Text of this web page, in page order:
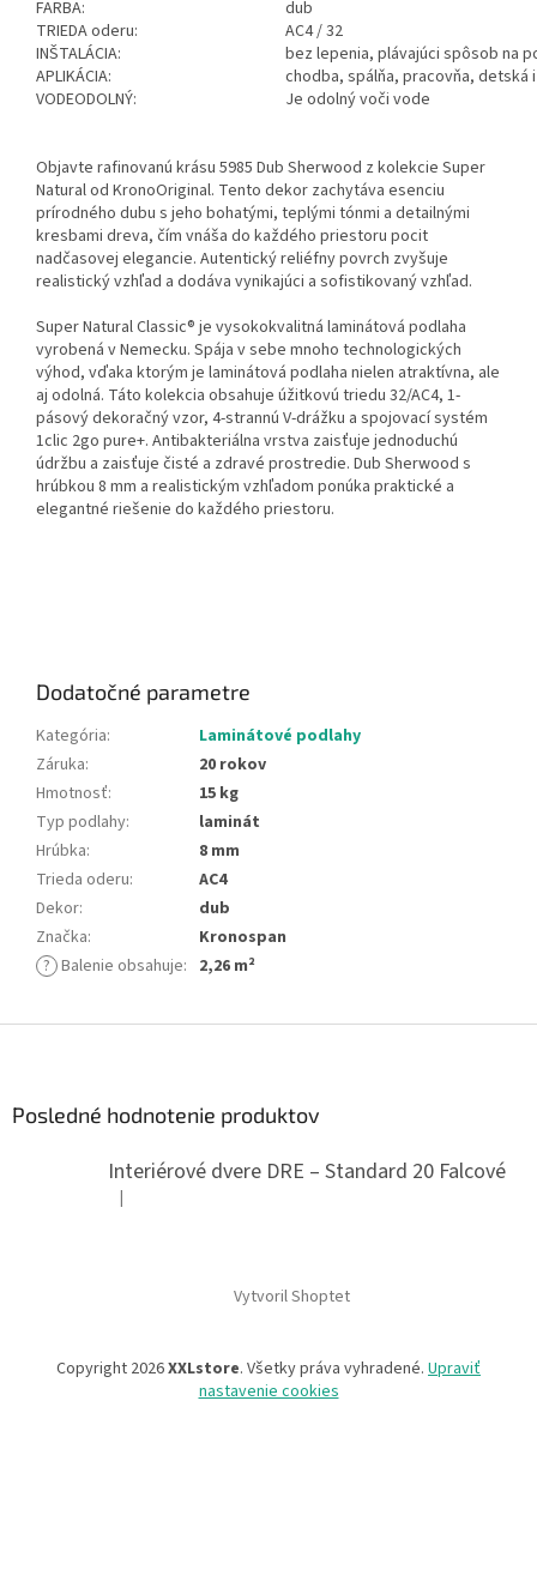
FARBA:
dub
TRIEDA oderu:
AC4 / 32
INŠTALÁCIA:
bez lepenia, plávajúci spôsob na
APLIKÁCIA:
chodba, spálňa, pracovňa,
VODEODOLNÝ:
Je odolný voči vode
Objavte rafinovanú krásu 5985 Dub Sherwood z kolekcie Super
Natural od KronoOriginal. Tento dekor zachytáva esenciu
prírodného dubu s jeho bohatými, teplými tónmi a detailnými
kresbami dreva, čím vnáša do každého priestoru pocit
nadčasovej elegancie. Autentický reliéfny povrch zvyšuje
realistický vzhľad a dodáva vynikajúci a sofistikovaný vzhľad.
Super Natural Classic® je vysokokvalitná laminátová podlaha
vyrobená v Nemecku. Spája v sebe mnoho technologických
výhod, vďaka ktorým je laminátová podlaha nielen atraktívna, ale
aj odolná. Táto kolekcia obsahuje úžitkovú triedu 32/AC4, 1-
pásový dekoračný vzor, ​​4-strannú V-drážku a spojovací systém
1clic 2go pure+. Antibakteriálna vrstva zaisťuje jednoduchú
údržbu a zaisťuje čisté a zdravé prostredie. Dub Sherwood s
hrúbkou 8 mm a realistickým vzhľadom ponúka praktické a
elegantné riešenie do každého priestoru.
Dodatočné parametre
Kategória:
Laminátové podlahy
Záruka:
20 rokov
Hmotnosť:
15 kg
Typ podlahy:
laminát
Hrúbka:
8 mm
Trieda oderu:
AC4
Dekor:
dub
Značka:
Kronospan
? Balenie obsahuje: 2,26 m²
Posledné hodnotenie produktov
Interiérové dvere DRE – Standard 20 Falcové
Hodnotenie produktu je 5 z 5 hviezdičiek.
|
Vytvoril Shoptet
Copyright 2026XXLstore. Všetky práva vyhradené. Upraviť
nastavenie cookies